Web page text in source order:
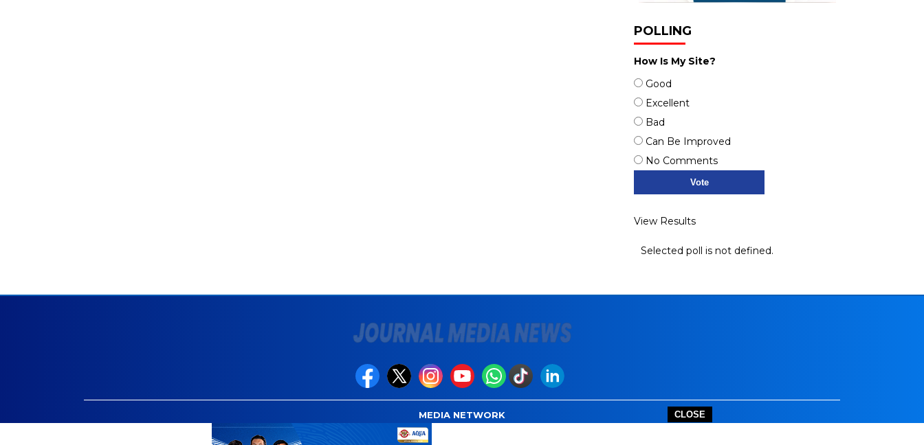
CLOSE
POLLING
How Is My Site?
Good
Excellent
Bad
Can Be Improved
No Comments
View Results
Selected poll is not defined.
MEDIA NETWORK
Facebook.com
Instagram.com Whatsapp.com